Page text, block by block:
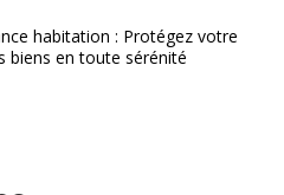
habitation : Protégez votre
biens en toute sérénité